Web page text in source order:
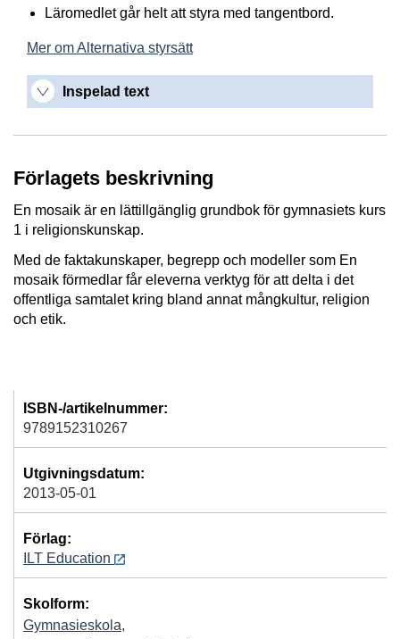
Läromedlet går helt att styra med tangentbord.
Mer om Alternativa styrsätt
Inspelad text
Förlagets beskrivning
En mosaik är en lättillgänglig grundbok för gymnasiets kurs
1 i religionskunskap.
Med de faktakunskaper, begrepp och modeller som En
mosaik förmedlar får eleverna verktyg för att delta i det
offentliga samtalet kring bland annat mångkultur, religion
och etik.
ISBN-/artikelnummer:
9789152310267
Utgivningsdatum:
2013-05-01
Förlag:
ILT Education
Skolform:
Gymnasieskola,